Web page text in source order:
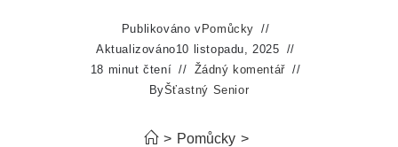
Publikováno v Pomůcky
Aktualizováno10 listopadu, 2025
18 minut čtení
Žádný komentář
ByŠťastný Senior
> Pomůcky >